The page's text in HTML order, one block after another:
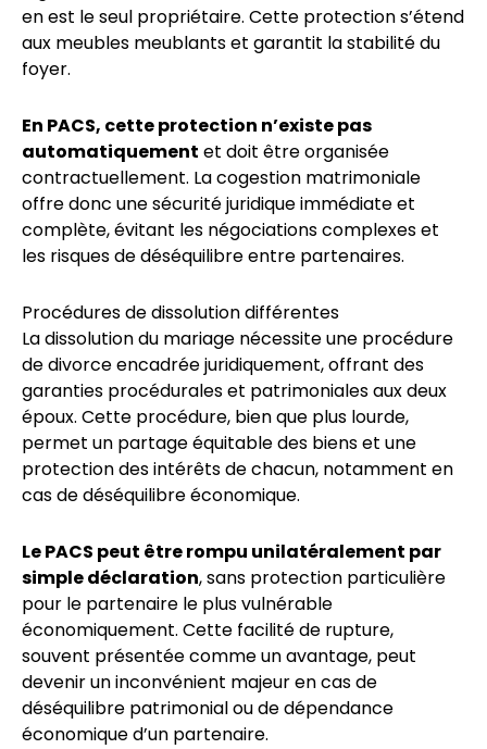
en est le seul propriétaire. Cette protection s’étend
aux meubles meublants et garantit la stabilité du
foyer.
En PACS, cette protection n’existe pas
automatiquement et doit être organisée
contractuellement. La cogestion matrimoniale
offre donc une sécurité juridique immédiate et
complète, évitant les négociations complexes et
les risques de déséquilibre entre partenaires.
Procédures de dissolution différentes
La dissolution du mariage nécessite une procédure
de divorce encadrée juridiquement, offrant des
garanties procédurales et patrimoniales aux deux
époux. Cette procédure, bien que plus lourde,
permet un partage équitable des biens et une
protection des intérêts de chacun, notamment en
cas de déséquilibre économique.
Le PACS peut être rompu unilatéralement par
simple déclaration, sans protection particulière
pour le partenaire le plus vulnérable
économiquement. Cette facilité de rupture,
souvent présentée comme un avantage, peut
devenir un inconvénient majeur en cas de
déséquilibre patrimonial ou de dépendance
économique d’un partenaire.